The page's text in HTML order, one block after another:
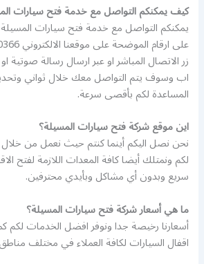
كيف يمكنكم التواصل مع خدمة فتح سيارات
يمكنكم التواصل مع خدمة فتح سيارات
زر الاتصال المباشر او عبر ارسال رسالة صوتية
اب وسوف يتم التواصل معك خلال ثواني
المساعدة لكم بأقصى سرعة.
اين موقع شركة فتح سيارات المسيلة؟
نحن نصل اليكم أينما كنتم حيث نعمل من
لكم ونمتلك أيضا كافة المعدات اللازمة لفتح
سريع وبدون أي مشاكل وبأيدي محترفين.
ما هي أسعار شركة فتح سيارات المسيلة؟
أسعارنا رخيصة جدا ونوفر افضل الخدمات لكم
اقفال السيارات لكافة العملاء في مختلف